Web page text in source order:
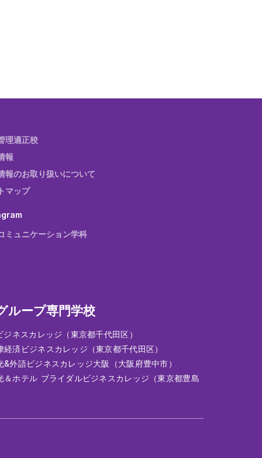
理適正校
報
報のお取り扱いについて
マップ
ミュニケーション学科
ループ専門学校
ジネスカレッジ（東京都千代田区）
経済ビジネスカレッジ（東京都千代田区）
&外語ビジネスカレッジ大阪（大阪府豊中市）
＆ホテル ブライダルビジネスカレッジ（東京都豊島